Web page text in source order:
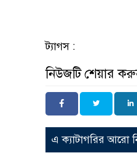
ট্যাগস :
নিউজটি শেয়ার
এ ক্যাটাগরির আরো